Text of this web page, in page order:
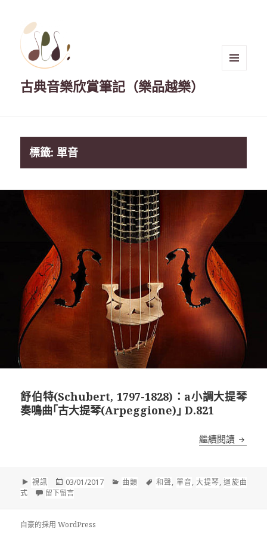
古典音樂欣賞筆記（樂品越樂）
標籤: 單音
舒伯特(Schubert, 1797-1828)：a小調大提琴
奏鳴曲｢古大提琴(Arpeggione)｣ D.821
繼續閱讀 舒伯
格
式
視訊
發
佈
03/01/2017
分
曲類
標
和聲, 單音, 大提琴,迴旋曲
式
留下留言在 舒伯特(Schubert, 1797-1828)：a小調大提琴奏鳴曲｢古
自豪的採用 WordPress